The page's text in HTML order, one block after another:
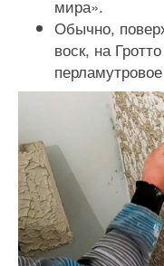
мира».
Обычно,
воск, на